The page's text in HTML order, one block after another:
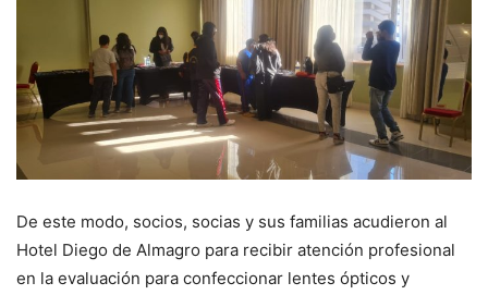
De este modo, socios, socias y sus familias acudieron al
Hotel Diego de Almagro para recibir atención profesional
en la evaluación para confeccionar lentes ópticos y